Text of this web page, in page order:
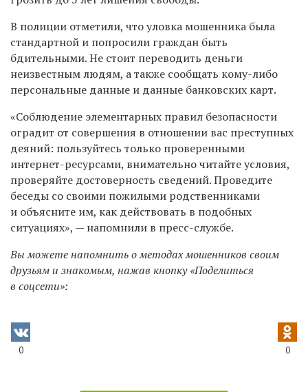
В полиции отметили, что уловка мошенника была
стандартной и попросили граждан быть
бдительными. Не стоит переводить деньги
неизвестным людям, а также сообщать кому-либо
персональные данные и данные банковских карт.
«Соблюдение элементарных правил безопасности
оградит от совершения в отношении вас преступных
деяний: пользуйтесь только проверенными
интернет-ресурсами, внимательно читайте условия,
проверяйте достоверность сведений. Проведите
беседы со своими пожилыми родственниками
и объясните им, как действовать в подобных
ситуациях», — напомнили в пресс-службе.
Вы можете напомнить о методах мошенников своим
друзьям и знакомым, нажав кнопку «Поделиться
в соцсети»:
0 0